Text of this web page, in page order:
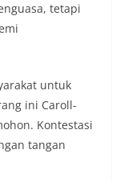
tetapi
untuk
ini Caroll-
Kontestasi
tangan